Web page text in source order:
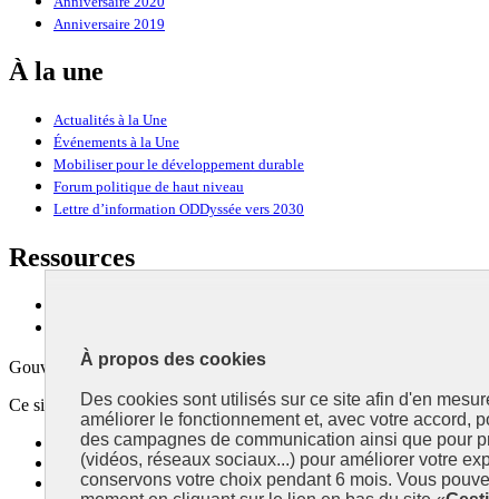
À propos des cookies
Des cookies sont utilisés sur ce site afin d'en
améliorer le fonctionnement et, avec votre accord,
des campagnes de communication ainsi que pour
(vidéos, réseaux sociaux...) pour améliorer votre
conservons votre choix pendant 6 mois. Vous
Anniversaire 2019
À la une
Actualités à la Une
Événements à la Une
Mobiliser pour le développement durable
Forum politique de haut niveau
Lettre d’information ODDyssée vers 2030
Ressources
Gouvernement
Ce site propose l’information de référence concernant l’Agenda
info.gouv.fr- ouvre une nouvelle fenêtre
service-public.fr- ouvre une nouvelle fenêtre
legifrance.gouv.fr- ouvre une nouvelle fenêtre